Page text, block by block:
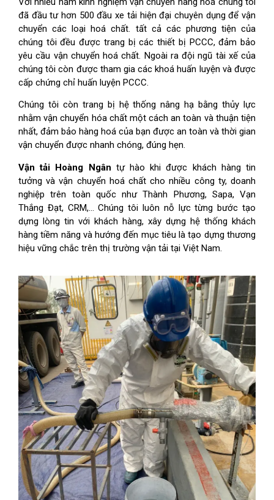
đã đầu tư hơn 500 đầu xe tải hiện đại chuyên dụng để vận
chuyển các loại hoá chất. tất cả các phương tiện của
chúng tôi đều được trang bị các thiết bị PCCC, đảm bảo
yêu cầu vận chuyển hoá chất. Ngoài ra đội ngũ tài xế của
chúng tôi còn được tham gia các khoá huấn luyện và được
cấp chứng chỉ huấn luyện PCCC.
Chúng tôi còn trang bị hệ thống nâng hạ bằng thủy lực
nhằm vận chuyển hóa chất một cách an toàn và thuận tiện
nhất, đảm bảo hàng hoá của bạn được an toàn và thời gian
vận chuyển được nhanh chóng, đúng hẹn.
Vận tải Hoàng Ngân tự hào khi được khách hàng tin
tưởng và vận chuyển hoá chất cho nhiều công ty, doanh
nghiệp trên toàn quốc như Thành Phương, Sapa, Vạn
Thắng Đạt, CRM,… Chúng tôi luôn nỗ lực từng bước tạo
dựng lòng tin với khách hàng, xây dựng hệ thống khách
hàng tiềm năng và hướng đến mục tiêu là tạo dựng thương
hiệu vững chắc trên thị trường vận tải tại Việt Nam.